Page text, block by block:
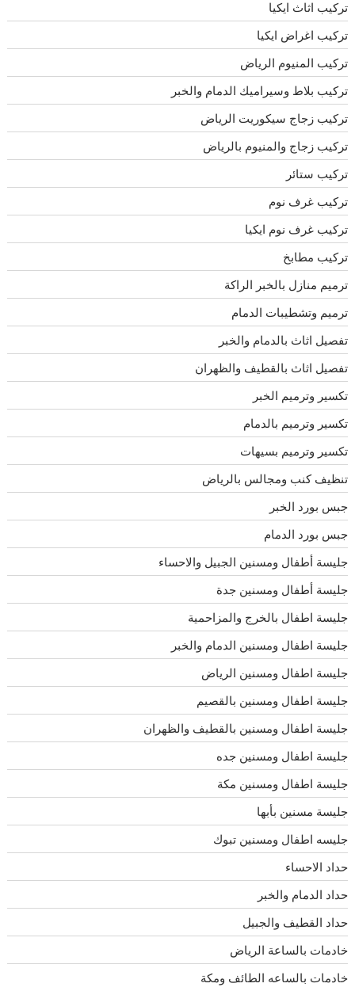
تركيب اثاث ايكيا
تركيب اغراض ايكيا
تركيب المنيوم الرياض
تركيب بلاط وسيراميك الدمام والخبر
تركيب زجاج سيكوريت الرياض
تركيب زجاج والمنيوم بالرياض
تركيب ستائر
تركيب غرف نوم
تركيب غرف نوم ايكيا
تركيب مطابخ
ترميم منازل بالخبر الراكة
ترميم وتشطيبات الدمام
تفصيل اثاث بالدمام والخبر
تفصيل اثاث بالقطيف والظهران
تكسير وترميم الخبر
تكسير وترميم بالدمام
تكسير وترميم بسيهات
تنظيف كنب ومجالس بالرياض
جبس بورد الخبر
جبس بورد الدمام
جليسة أطفال ومسنين الجبيل والاحساء
جليسة أطفال ومسنين جدة
جليسة اطفال بالخرج والمزاحمية
جليسة اطفال ومسنين الدمام والخبر
جليسة اطفال ومسنين الرياض
جليسة اطفال ومسنين بالقصيم
جليسة اطفال ومسنين بالقطيف والظهران
جليسة اطفال ومسنين جده
جليسة اطفال ومسنين مكة
جليسة مسنين بأبها
جليسه اطفال ومسنين تبوك
حداد الاحساء
حداد الدمام والخبر
حداد القطيف والجبيل
خادمات بالساعة الرياض
خادمات بالساعه الطائف ومكة